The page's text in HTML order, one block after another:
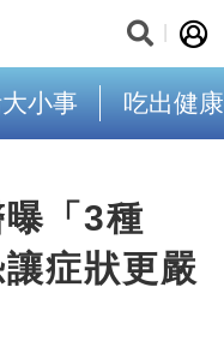
小事 吃出健康
「3種
症狀更嚴